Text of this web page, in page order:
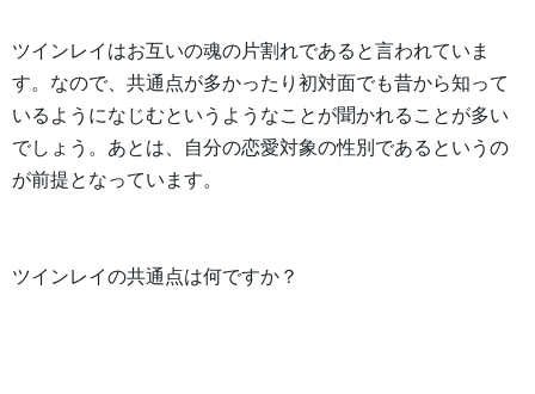
ツインレイはお互いの魂の片割れであると言われていま
す。なので、共通点が多かったり初対面でも昔から知って
いるようになじむというようなことが聞かれることが多い
でしょう。あとは、自分の恋愛対象の性別であるというの
が前提となっています。
ツインレイの共通点は何ですか？